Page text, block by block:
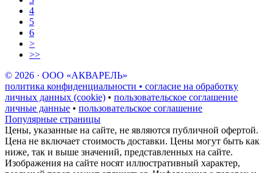
4
5
6
>
>>
© 2026 · ООО «АКВАРЕЛЬ»
политика конфиденциальности • согласие на обработку
личных данных (cookie) • пользовательское соглашение
личные данные • пользовательское соглашение
Популярные страницы
Цены, указанные на сайте, не являются публичной офертой.
Цена не включает стоимость доставки. Цены могут быть как
ниже, так и выше значений, представленных на сайте.
Изображения на сайте носят иллюстративный характер,